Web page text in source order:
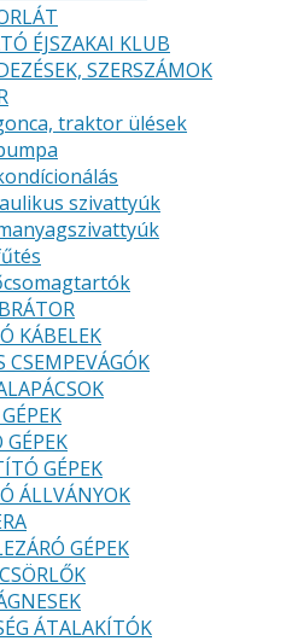
ÉJSZAKAI KLUB
SZERSZÁMOK
traktor ülések
szivattyúk
KÁBELEK
CSEMPEVÁGÓK
GÉPEK
GÉPEK
ÁLLVÁNYOK
GÉPEK
ÁTALAKÍTÓK